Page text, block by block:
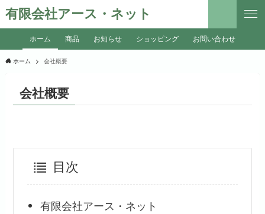
有限会社アース・ネット
ホーム 商品 お知らせ ショッピング お問い合わせ
ホーム 会社概要
会社概要
目次
有限会社アース・ネット